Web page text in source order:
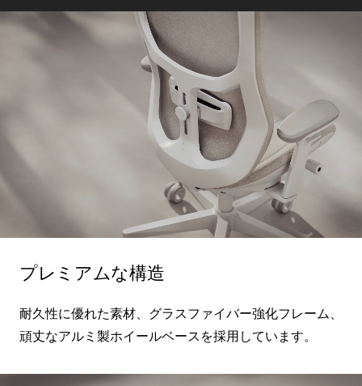
プレミアムな構造
耐久性に優れた素材、グラスファイバー強化フレーム、
頑丈なアルミ製ホイールベースを採用しています。